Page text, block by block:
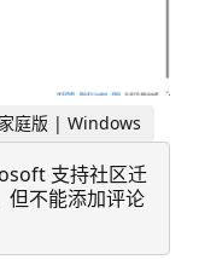
庭版 | Windows
支持社区迁
但不能添加评论